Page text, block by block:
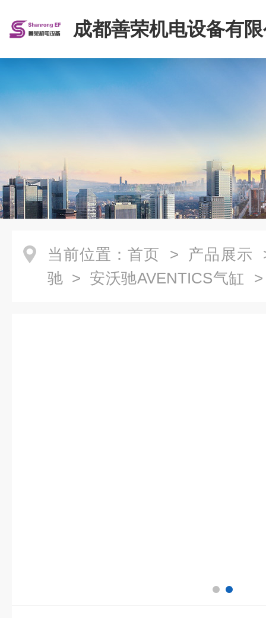
成都善荣机电设备有
当前位置： 首页 > 产品展示
驰 > 安沃驰AVENTICS气缸 >